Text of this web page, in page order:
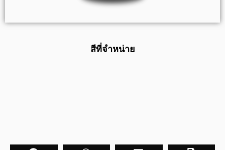
สีที่จำหน่าย